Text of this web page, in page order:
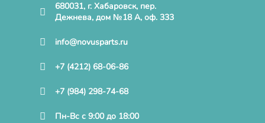
680031, г. Хабаровск, пер.
Дежнева, дом №18 А, оф. 333
info@novusparts.ru
+7 (4212) 68-06-86
+7 (984) 298-74-68
Пн-Вс с 9:00 до 18:00